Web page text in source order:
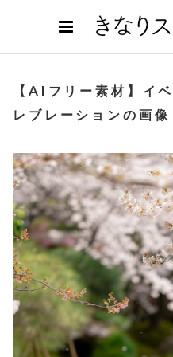
【AIフリー素材】イ
レブレーションの画